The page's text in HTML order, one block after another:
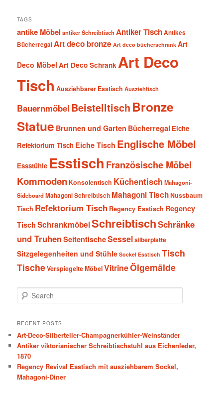
TAGS
antike Möbel antiker Schreibtisch Antiker TischAntikes
BücherregalArt deco bronze Art deco bücherschrank Art
Deco Möbel Art Deco Schrank Art Deco
Tisch Ausziehbarer Esstisch Ausziehtisch
Bauernmöbel Beistelltisch Bronze
Statue Brunnen und Garten Bücherregal Eiche
Refektorium Tisch Eiche Tisch Englische Möbel
Essstühle Esstisch Französische Möbel
Kommoden Konsolentisch Küchentisch Mahagoni-
SideboardMahagoni Schreibtisch Mahagoni TischNussbaum
Tisch Refektorium Tisch Regency Esstisch Regency
Tisch SchrankmöbelSchreibtischSchränke
und TruhenSeitentischeSesselsilberplatte
Sitzgelegenheiten und Stühle Sockel Esstisch Tisch
TischeVerspiegelte MöbelVitrineÖlgemälde
e
r
h
RECENT POSTS
Art-Deco-Silberteller-Champagnerkühler-Weinständer
Antiker viktorianischer Schreibtischstuhl aus Eichenleder,
1870
Regency Revival Esstisch mit ausziehbarem Sockel,
Mahagoni-Diner